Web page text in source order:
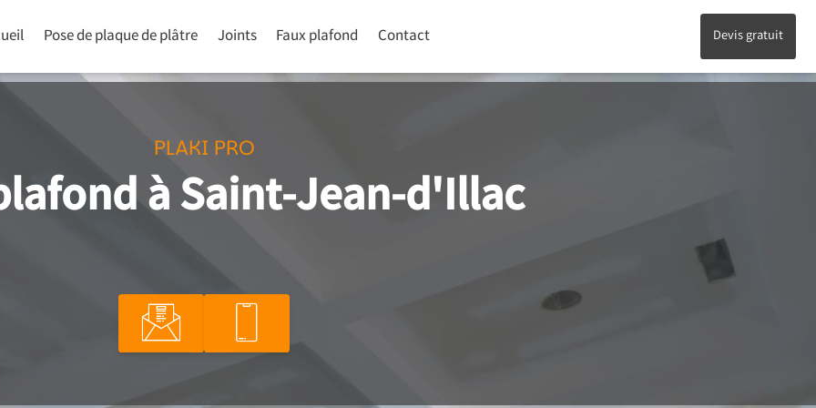
Pose de plaque de plâtre Joints Faux plafond Contact Devis gratuit
PLAKI PRO
à Saint-Jean-d'Illac